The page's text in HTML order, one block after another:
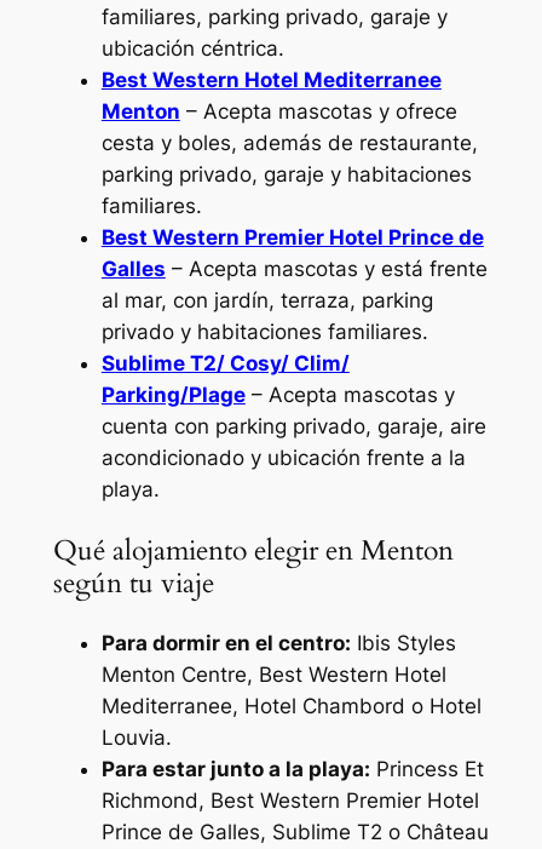
familiares, parking privado, garaje y
ubicación céntrica.
Best Western Hotel Mediterranee
Menton – Acepta mascotas y ofrece
cesta y boles, además de restaurante,
parking privado, garaje y habitaciones
familiares.
Best Western Premier Hotel Prince de
Galles – Acepta mascotas y está frente
al mar, con jardín, terraza, parking
privado y habitaciones familiares.
Sublime T2/ Cosy/ Clim/
Parking/Plage– Acepta mascotas y
cuenta con parking privado, garaje, aire
acondicionado y ubicación frente a la
playa.
Qué alojamiento elegir en Menton
según tu viaje
Para dormir en el centro: Ibis Styles
Menton Centre, Best Western Hotel
Mediterranee, Hotel Chambord o Hotel
Louvia.
Para estar junto a la playa: Princess Et
Richmond, Best Western Premier Hotel
Prince de Galles, Sublime T2 o Château